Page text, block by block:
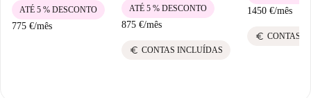
775 €/mês
ATÉ 5 % DESCONTO
875 €/mês
ATÉ 5 % DESCONTO
euro CONTAS INCLUÍDAS
1450 €/mês
euro CONTAS